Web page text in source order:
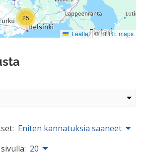
25
Leaflet|©HERE maps
Eniten kannatuksia saaneet
20